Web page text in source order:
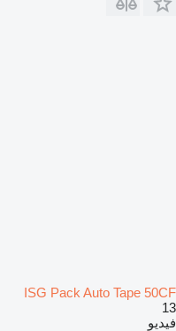
ISG Pack Auto Tape 50CF
13
فيديو